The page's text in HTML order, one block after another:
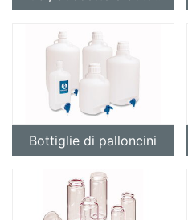
Bottiglie di palloncini